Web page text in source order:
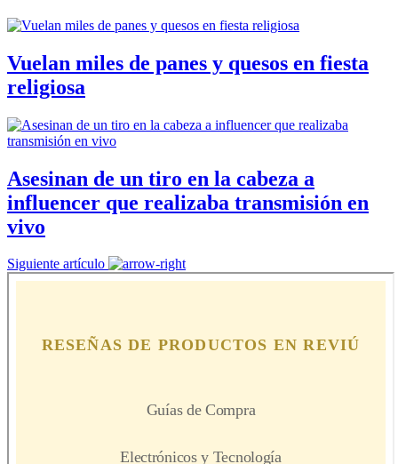
Vuelan miles de panes y quesos en fiesta
religiosa
Asesinan de un tiro en la cabeza a
influencer que realizaba transmisión en
vivo
Siguiente artículo